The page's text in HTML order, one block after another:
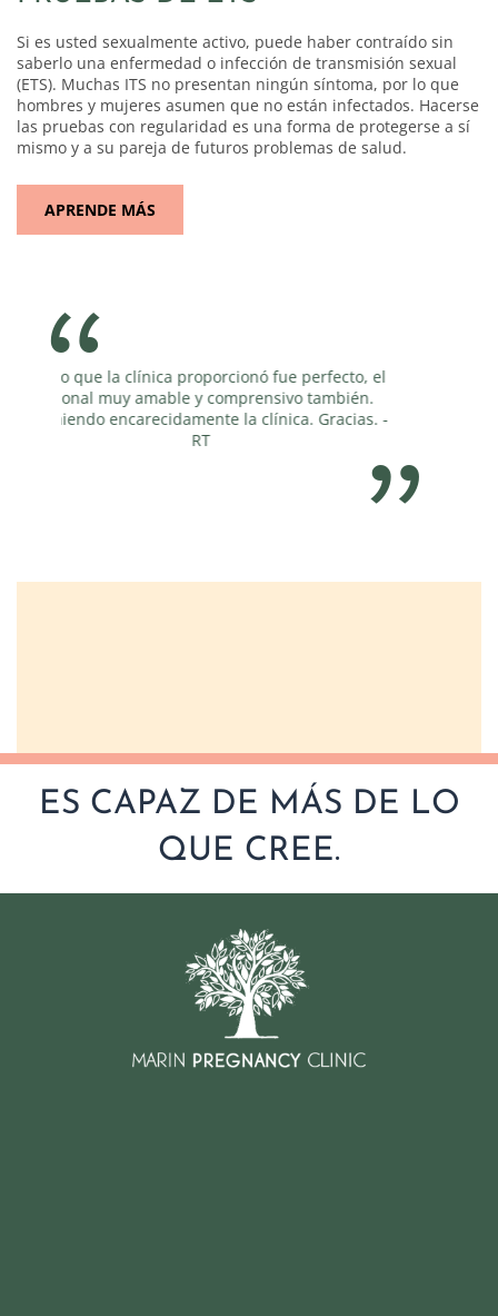
Si es usted sexualmente activo, puede haber contraído sin
saberlo una enfermedad o infección de transmisión sexual
(ETS). Muchas ITS no presentan ningún síntoma, por lo que
hombres y mujeres asumen que no están infectados. Hacerse
las pruebas con regularidad es una forma de protegerse a sí
mismo y a su pareja de futuros problemas de salud.
APRENDE MÁS
el
-
¡Sois increíbles! Gracias por todo. -RN
ES CAPAZ DE MÁS DE LO
QUE CREE.